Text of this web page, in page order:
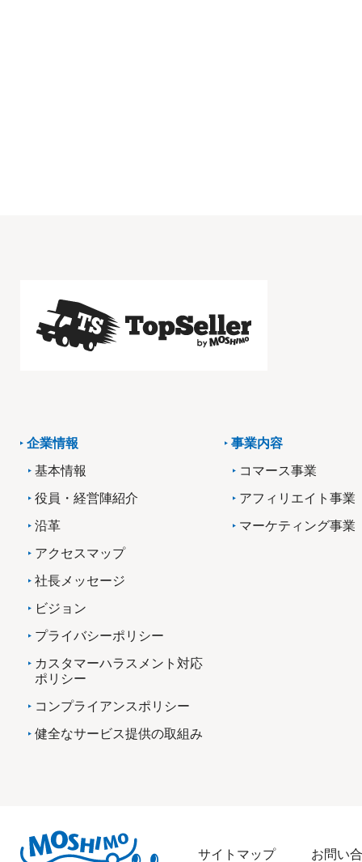
企業情報
基本情報
役員・経営陣紹介
沿革
アクセスマップ
社長メッセージ
ビジョン
プライバシーポリシー
カスタマーハラスメント対応
ポリシー
コンプライアンスポリシー
健全なサービス提供の取組み
事業内容
コマース事業
アフィリエイト事業
マーケティング事業
サイトマップ お問い